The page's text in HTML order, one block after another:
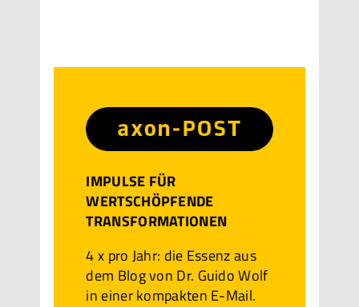
IMPULSE FÜR
WERTSCHÖPFENDE
TRANSFORMATIONEN
4 x pro Jahr: die Essenz aus
dem Blog von Dr. Guido Wolf
in einer kompakten E-Mail.